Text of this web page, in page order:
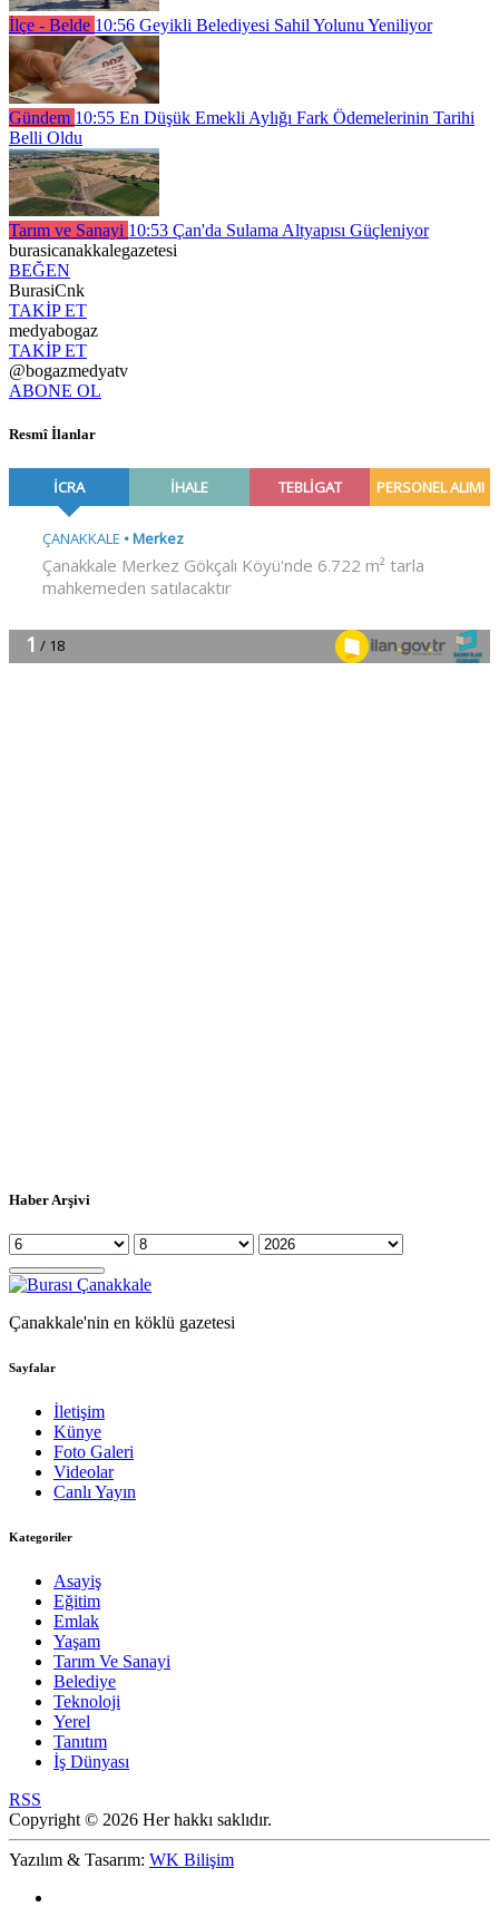
İlçe - Belde 10:56 Geyikli Belediyesi Sahil Yolunu Yeniliyor
Gündem 10:55 En Düşük Emekli Aylığı Fark Ödemelerinin Tarihi
Belli Oldu
Tarım ve Sanayi 10:53 Çan'da Sulama Altyapısı Güçleniyor
burasicanakkalegazetesi
BEĞEN
BurasiCnk
TAKİP ET
medyabogaz
TAKİP ET
@bogazmedyatv
ABONE OL
Resmî İlanlar
Haber Arşivi
Çanakkale'nin en köklü gazetesi
Sayfalar
İletişim
Künye
Foto Galeri
Videolar
Canlı Yayın
Kategoriler
Asayiş
Eğitim
Emlak
Yaşam
Tarım Ve Sanayi
Belediye
Teknoloji
Yerel
Tanıtım
İş Dünyası
RSS
Copyright © 2026 Her hakkı saklıdır.
Yazılım & Tasarım: WK Bilişim